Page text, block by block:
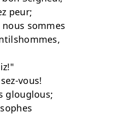
peur;
nous sommes
vous!
glouglous;